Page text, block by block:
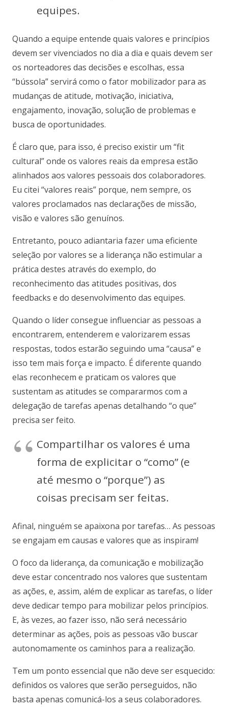
equipes.
Quando a equipe entende quais valores e princípios
devem ser vivenciados no dia a dia e quais devem ser
os norteadores das decisões e escolhas, essa
“bússola” servirá como o fator mobilizador para as
mudanças de atitude, motivação, iniciativa,
engajamento, inovação, solução de problemas e
busca de oportunidades.
É claro que, para isso, é preciso existir um “fit
cultural” onde os valores reais da empresa estão
alinhados aos valores pessoais dos colaboradores.
Eu citei “valores reais” porque, nem sempre, os
valores proclamados nas declarações de missão,
visão e valores são genuínos.
Entretanto, pouco adiantaria fazer uma eficiente
seleção por valores se a liderança não estimular a
prática destes através do exemplo, do
reconhecimento das atitudes positivas, dos
feedbacks e do desenvolvimento das equipes.
Quando o líder consegue influenciar as pessoas a
encontrarem, entenderem e valorizarem essas
respostas, todos estarão seguindo uma “causa” e
isso tem mais força e impacto. É diferente quando
elas reconhecem e praticam os valores que
sustentam as atitudes se compararmos com a
delegação de tarefas apenas detalhando “o que”
precisa ser feito.
Compartilhar os valores é uma
forma de explicitar o “como” (e
até mesmo o “porque”) as
coisas precisam ser feitas.
Afinal, ninguém se apaixona por tarefas… As pessoas
se engajam em causas e valores que as inspiram!
O foco da liderança, da comunicação e mobilização
deve estar concentrado nos valores que sustentam
as ações, e, assim, além de explicar as tarefas, o líder
deve dedicar tempo para mobilizar pelos princípios.
E, às vezes, ao fazer isso, não será necessário
determinar as ações, pois as pessoas vão buscar
autonomamente os caminhos para a realização.
Tem um ponto essencial que não deve ser esquecido:
definidos os valores que serão perseguidos, não
basta apenas comunicá-los a seus colaboradores.